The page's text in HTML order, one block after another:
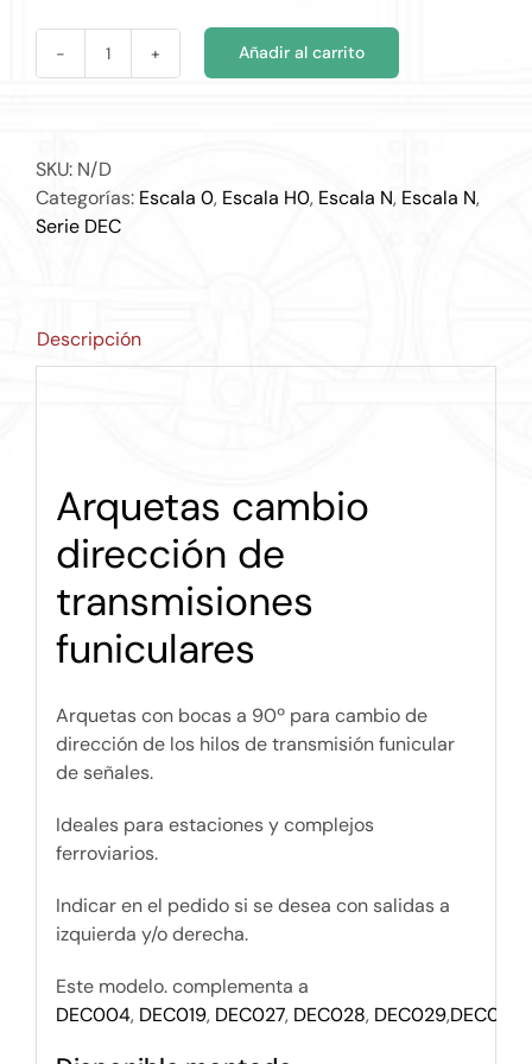
DEC
Añadir al carrito
SKU: N/D
Categorías: Escala 0, Escala H0, Escala N, Escala N,
Serie DEC
Descripción
Arquetas cambio
dirección de
transmisiones
funiculares
Arquetas con bocas a 90º para cambio de
dirección de los hilos de transmisión funicular
de señales.
Ideales para estaciones y complejos
ferroviarios.
Indicar en el pedido si se desea con salidas a
izquierda y/o derecha.
Este modelo. complementa a
DEC004, DEC019, DEC027, DEC028, DEC029,DEC030